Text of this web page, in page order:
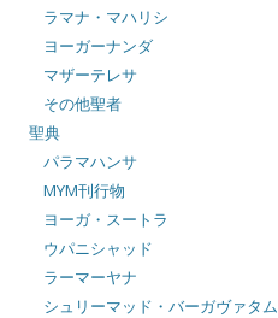
ラマナ・マハリシ
ヨーガーナンダ
マザーテレサ
その他聖者
聖典
パラマハンサ
MYM刊行物
ヨーガ・スートラ
ウパニシャッド
ラーマーヤナ
シュリーマッド・バーガヴァタム